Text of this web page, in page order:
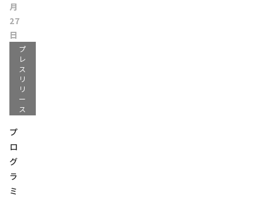
月
27
日
プ
レ
ス
リ
リ
ー
ス
プ
ロ
グ
ラ
ミ